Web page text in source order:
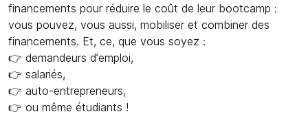
financements pour réduire le coût de leur bootcamp :
vous pouvez, vous aussi, mobiliser et combiner des
financements. Et, ce, que vous soyez :
👉 demandeurs d’emploi,
👉 salariés,
👉 auto-entrepreneurs,
👉 ou même étudiants !